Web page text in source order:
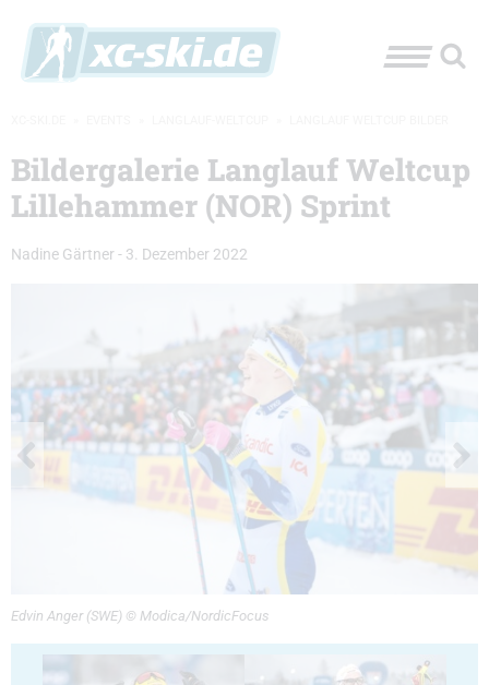
Bildergalerie Langlauf Weltcup
Lillehammer (NOR) Sprint
Nadine Gärtner - 3. Dezember 2022
Edvin Anger (SWE) © Modica/NordicFocus